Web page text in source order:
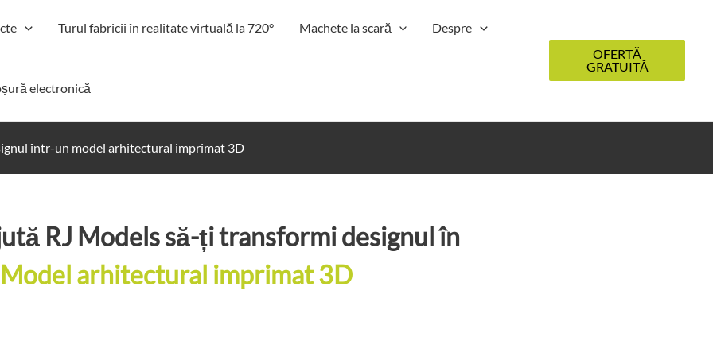
Turul fabricii în realitate virtuală la 720° Machete la scară Despre
electronică
OFERTĂ
GRATUITĂ
într-un model arhitectural imprimat 3D
RJ Models să-ți transformi designul în
Model arhitectural imprimat 3D